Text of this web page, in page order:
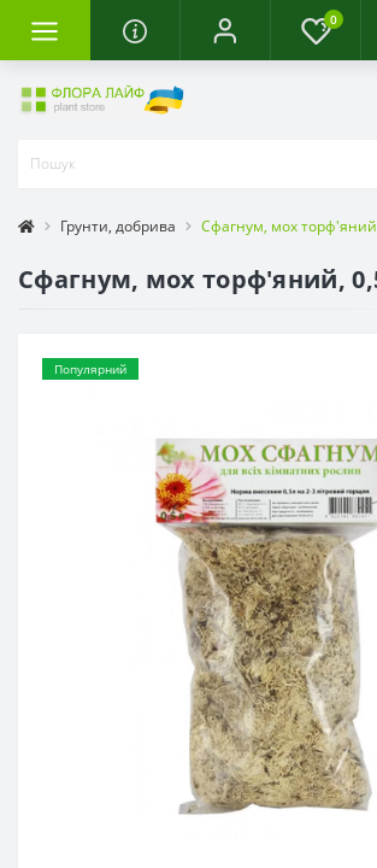
0
Грунти, добрива Сфагнум, мох
Сфагнум, мох торф'яний,
Популярний